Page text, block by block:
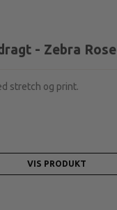
- Zebra Rose
stretch og print.
VIS PRODUKT